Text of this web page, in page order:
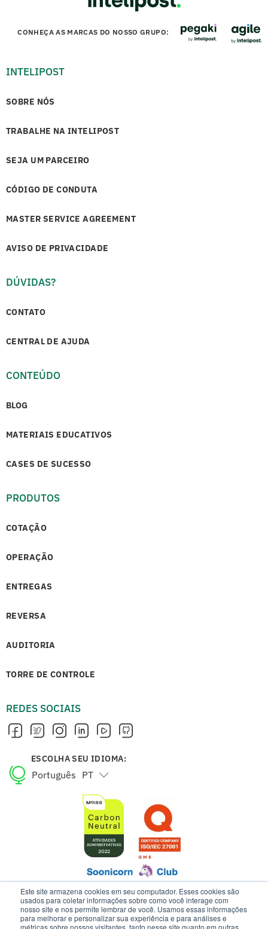
Este site armazena cookies em seu computador. Esses cookies são
usados para coletar informações sobre como você interage com
nosso site e nos permite lembrar de você. Usamos essas informações
para melhorar e personalizar sua experiência e para análises e
métricas sobre nossos visitantes, tanto nesse site quanto em outras
CONHEÇA AS MARCAS DO NOSSO GRUPO:
INTELIPOST
SOBRE NÓS
TRABALHE NA INTELIPOST
SEJA UM PARCEIRO
CÓDIGO DE CONDUTA
MASTER SERVICE AGREEMENT
AVISO DE PRIVACIDADE
DÚVIDAS?
CONTATO
CENTRAL DE AJUDA
CONTEÚDO
BLOG
MATERIAIS EDUCATIVOS
CASES DE SUCESSO
PRODUTOS
COTAÇÃO
OPERAÇÃO
ENTREGAS
REVERSA
AUDITORIA
TORRE DE CONTROLE
REDES SOCIAIS
ESCOLHA SEU IDIOMA:
Português PT
English EN
ESTE SITE USA COOKIES E DADOS PESSOAIS DE ACORDO COM OS